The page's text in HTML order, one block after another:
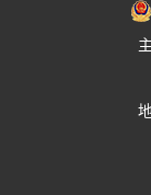
湖北城市建设